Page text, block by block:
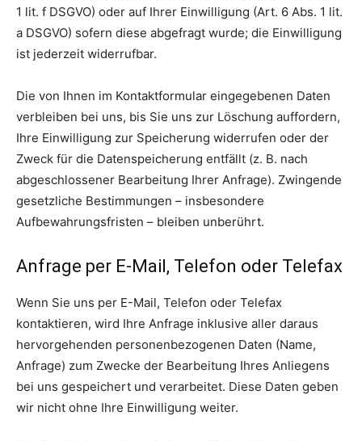
1 lit. f DSGVO) oder auf Ihrer Einwilligung (Art. 6 Abs. 1 lit.
a DSGVO) sofern diese abgefragt wurde; die Einwilligung
ist jederzeit widerrufbar.
Die von Ihnen im Kontaktformular eingegebenen Daten
verbleiben bei uns, bis Sie uns zur Löschung auffordern,
Ihre Einwilligung zur Speicherung widerrufen oder der
Zweck für die Datenspeicherung entfällt (z. B. nach
abgeschlossener Bearbeitung Ihrer Anfrage). Zwingende
gesetzliche Bestimmungen – insbesondere
Aufbewahrungsfristen – bleiben unberührt.
Anfrage per E-Mail, Telefon oder Telefax
Wenn Sie uns per E-Mail, Telefon oder Telefax
kontaktieren, wird Ihre Anfrage inklusive aller daraus
hervorgehenden personenbezogenen Daten (Name,
Anfrage) zum Zwecke der Bearbeitung Ihres Anliegens
bei uns gespeichert und verarbeitet. Diese Daten geben
wir nicht ohne Ihre Einwilligung weiter.